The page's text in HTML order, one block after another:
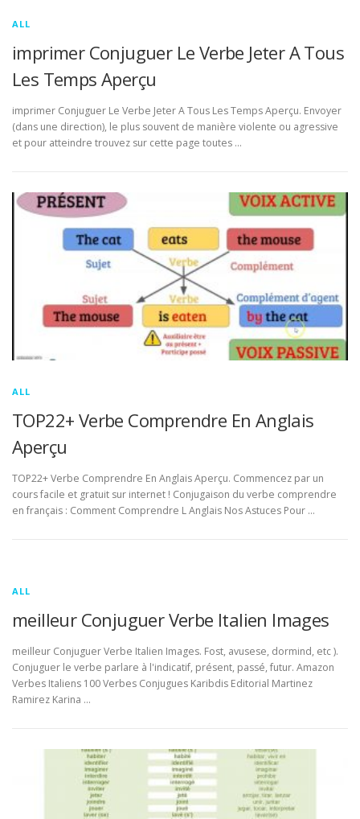
ALL
imprimer Conjuguer Le Verbe Jeter A Tous
Les Temps Aperçu
imprimer Conjuguer Le Verbe Jeter A Tous Les Temps Aperçu. Envoyer
(dans une direction), le plus souvent de manière violente ou agressive
et pour atteindre trouvez sur cette page toutes …
ALL
TOP22+ Verbe Comprendre En Anglais
Aperçu
TOP22+ Verbe Comprendre En Anglais Aperçu. Commencez par un
cours facile et gratuit sur internet ! Conjugaison du verbe comprendre
en français : Comment Comprendre L Anglais Nos Astuces Pour …
ALL
meilleur Conjuguer Verbe Italien Images
meilleur Conjuguer Verbe Italien Images. Fost, avusese, dormind, etc ).
Conjuguer le verbe parlare à l'indicatif, présent, passé, futur. Amazon
Verbes Italiens 100 Verbes Conjugues Karibdis Editorial Martinez
Ramirez Karina …